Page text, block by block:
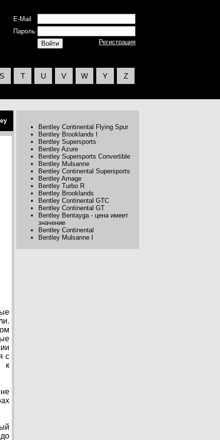
E-Mail
Пароль
Регистрация
S T U V W Y Z
с
к
Bentley Continental Flying Spur
Bentley Brooklands I
Bentley Supersports
Bentley Azure
Bentley Supersports Convertible
Bentley Mulsanne
Bentley Continental Supersports
Bentley Arnage
Bentley Turbo R
Bentley Brooklands
Bentley Continental GTC
Bentley Continental GT
Bentley Bentayga - цена имеет
значение
Bentley Continental
Bentley Mulsanne I